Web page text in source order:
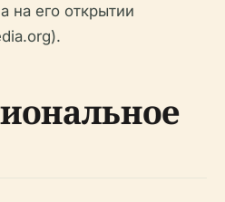
на его открытии